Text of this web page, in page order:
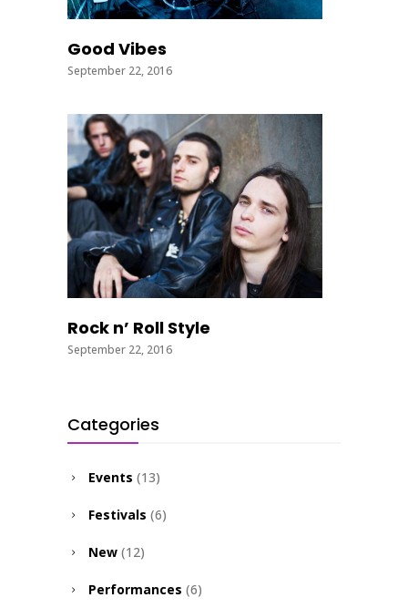
Good Vibes
September 22, 2016
Rock n’ Roll Style
September 22, 2016
Categories
Events (13)
Festivals (6)
New (12)
Performances (6)